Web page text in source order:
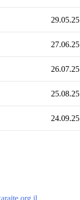
29.05.25
27.06.25
26.07.25
25.08.25
24.09.25